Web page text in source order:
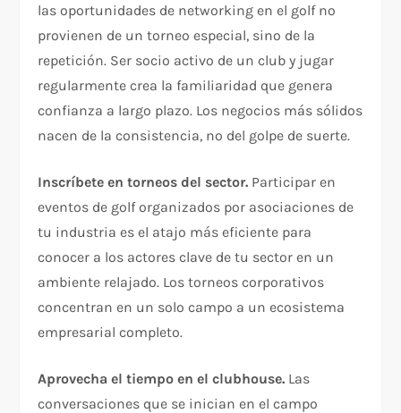
las oportunidades de networking en el golf no
provienen de un torneo especial, sino de la
repetición. Ser socio activo de un club y jugar
regularmente crea la familiaridad que genera
confianza a largo plazo. Los negocios más sólidos
nacen de la consistencia, no del golpe de suerte.
Inscríbete en torneos del sector. Participar en
eventos de golf organizados por asociaciones de
tu industria es el atajo más eficiente para
conocer a los actores clave de tu sector en un
ambiente relajado. Los torneos corporativos
concentran en un solo campo a un ecosistema
empresarial completo.
Aprovecha el tiempo en el clubhouse. Las
conversaciones que se inician en el campo